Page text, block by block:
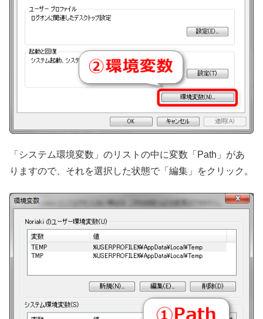
「システム環境変数」のリストの中に変数「Path」があ
りますので、それを選択した状態で「編集」をクリック。